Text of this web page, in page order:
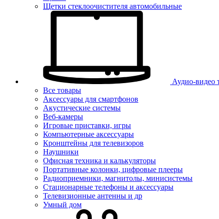
Щетки стеклоочистителя автомобильные
Аудио-видео
Все товары
Аксессуары для смартфонов
Акустические системы
Веб-камеры
Игровые приставки, игры
Компьютерные аксессуары
Кронштейны для телевизоров
Наушники
Офисная техника и калькуляторы
Портативные колонки, цифровые плееры
Радиоприемники, магнитолы, минисистемы
Стационарные телефоны и аксессуары
Телевизионные антенны и др
Умный дом